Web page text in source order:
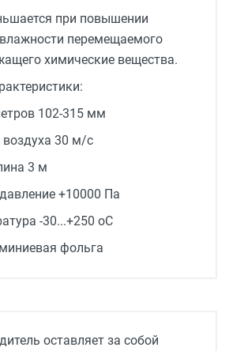
при повышении
перемещаемого
химические вещества.
102-315 мм
30 м/с
3 м
+10000 Па
-30...+250 oC
фольга
оставляет за собой